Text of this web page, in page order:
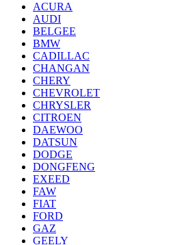
ACURA
AUDI
BELGEE
BMW
CADILLAC
CHANGAN
CHERY
CHEVROLET
CHRYSLER
CITROEN
DAEWOO
DATSUN
DODGE
DONGFENG
EXEED
FAW
FIAT
FORD
GAZ
GEELY